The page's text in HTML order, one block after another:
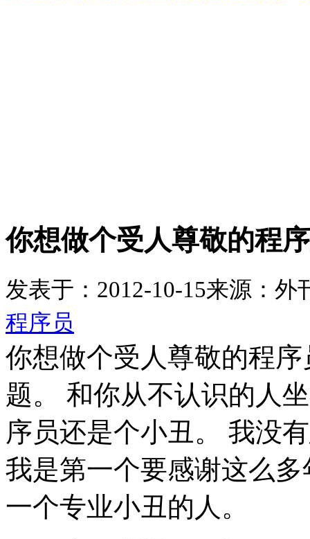
你想做个受人尊敬的程
发表于：2012-10-15来源：外
程序员
你想做个受人尊敬的程
题。 和你从不认识的人
序员还是个小丑。 我没
我是第一个要感谢这么
一个专业小丑的人。